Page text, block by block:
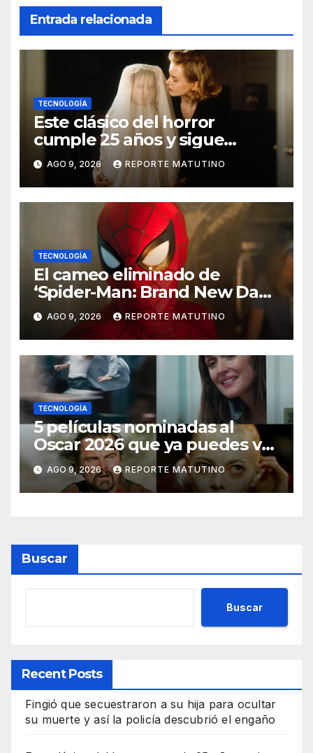
Entrada relacionada
TECNOLOGÍA
Este clásico del horror
cumple 25 años y sigue
siendo estupendo (y lo
puedes ver en Netflix)
AGO 9, 2026 REPORTE MATUTINO
TECNOLOGÍA
El cameo eliminado de
‘Spider-Man: Brand New Day’
que ha enfadado a los fans
AGO 9, 2026 REPORTE MATUTINO
TECNOLOGÍA
5 películas nominadas al
Oscar 2026 que ya puedes ver
en streaming
AGO 9, 2026 REPORTE MATUTINO
Buscar
Buscar
Recent Posts
Fingió que secuestraron a su hija para ocultar
su muerte y así la policía descubrió el engaño